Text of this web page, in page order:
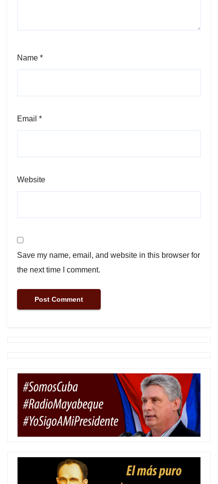
Name *
Email *
Website
Save my name, email, and website in this browser for
the next time I comment.